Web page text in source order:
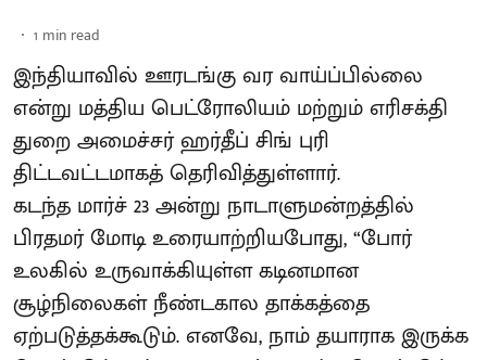
1 min read
இந்தியாவில் ஊரடங்கு வர வாய்ப்பில்லை
என்று மத்திய பெட்ரோலியம் மற்றும் எரிசக்தி
துறை அமைச்சர் ஹர்தீப் சிங் புரி
திட்டவட்டமாகத் தெரிவித்துள்ளார்.
கடந்த மார்ச் 23 அன்று நாடாளுமன்றத்தில்
பிரதமர் மோடி உரையாற்றியபோது, “போர்
உலகில் உருவாக்கியுள்ள கடினமான
சூழ்நிலைகள் நீண்டகால தாக்கத்தை
ஏற்படுத்தக்கூடும். எனவே, நாம் தயாராக இருக்க